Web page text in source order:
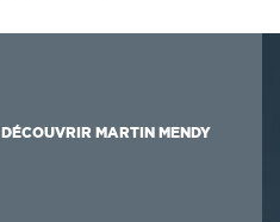
DÉCOUVRIR MARTIN MENDY